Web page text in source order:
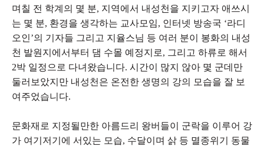
며칠 전 학계의 몇 분, 지역에서 내성천을 지키고자 애쓰시
는 몇 분, 환경을 생각하는 교사모임, 인터넷 방송국 ‘라디
오인’의 기자들 그리고 지율스님 등 여러 분이 봉화의 내성
천 발원지에서부터 댐 수몰 예정지로, 그리고 하류로 해서
2박 일정으로 다녀왔습니다. 시간이 많지 않아 몇 군데만
둘러보았지만 내성천은 온전한 생명의 강의 모습을 잘 보
여주었습니다.
문화재로 지정될만한 아름드리 왕버들이 군락을 이루어 강
가 여기저기에 서있는 모습, 수달이며 삵 등 멸종위기 동물